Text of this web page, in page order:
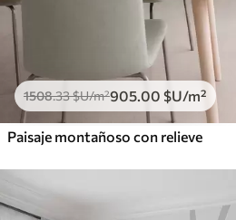
1508.33$U/m²905.00 $U/m²
Paisaje montañoso con relieve